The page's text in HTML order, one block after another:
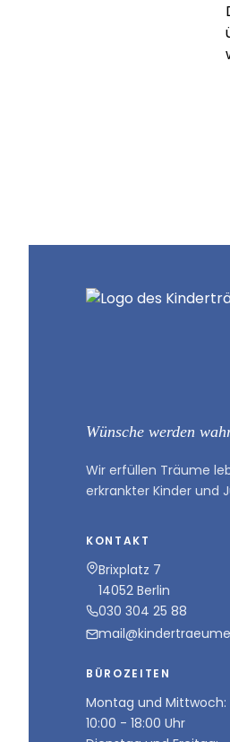
Wünsche werden
Wir erfüllen Träume
erkrankter Kinder und
KONTAKT
Brixplatz 7
14052 Berlin
030 304 25 88
BÜROZEITEN
Montag und Mittwoch:
10:00 - 18:00 Uhr